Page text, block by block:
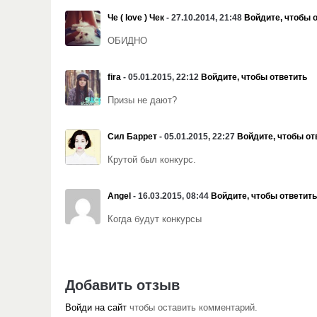
Че ( love ) Чек - 27.10.2014, 21:48 Войдите, чтобы
ОБИДНО
fira - 05.01.2015, 22:12 Войдите, чтобы ответить
Призы не дают?
Сил Баррет - 05.01.2015, 22:27 Войдите, чтобы
Крутой был конкурс.
Angel - 16.03.2015, 08:44 Войдите, чтобы ответить
Когда будут конкурсы
Добавить отзыв
Войди на сайт чтобы оставить комментарий.